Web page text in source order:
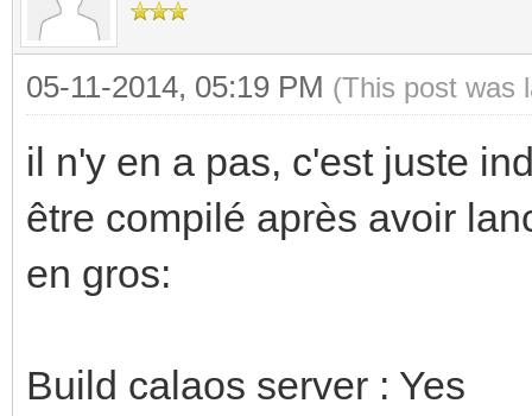
05-11-2014, 05:19 PM (This post was
il n'y en a pas, c'est juste
être compilé après avoir
en gros:
Build calaos server : Yes